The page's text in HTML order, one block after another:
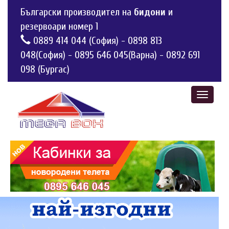
Български производител на бидони и
резервоари номер 1
0889 414 044 (София) - 0898 813
048(София) - 0895 646 045(Варна) - 0892 691
098 (Бургас)